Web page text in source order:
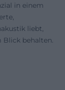
in einem
liebt,
Blick behalten.